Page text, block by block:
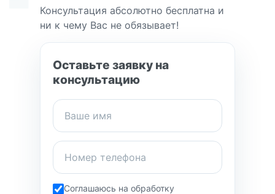
Консультация абсолютно бесплатна и
ни к чему Вас не обязывает!
Оставьте заявку на
консультацию
Соглашаюсь на обработку